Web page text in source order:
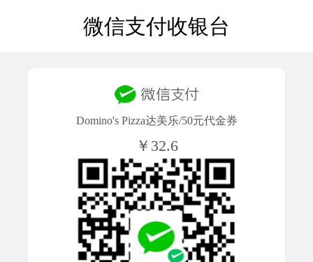
微信支付收银台
Domino's Pizza达美乐/50元代金券
￥32.6